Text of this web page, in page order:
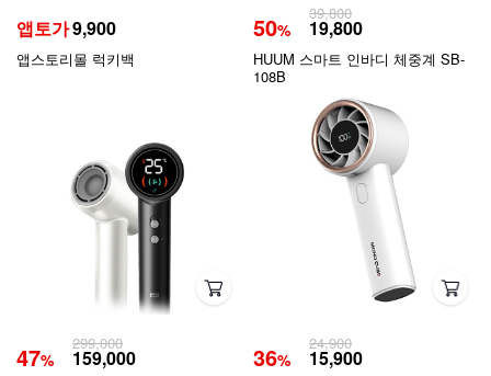
앱토가9,900
앱스토리몰 럭키백
50%
39,800
19,800
HUUM 스마트 인바디 체중계 SB-
108B
47%
299,000
159,000 36%
24,900
15,900